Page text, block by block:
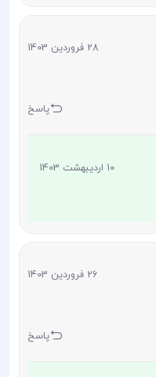
28 فروردین 1403
پاسخ
10 اردیبهشت 1403
26 فروردین 1403
پاسخ